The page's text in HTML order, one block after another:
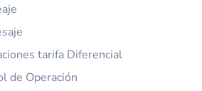
tarifa Diferencial
de Operación